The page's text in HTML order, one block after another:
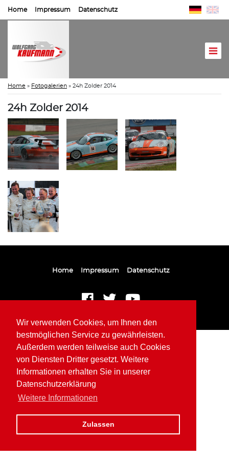
Wir verwenden Cookies, um Ihnen den
bestmöglichen Service zu gewährleisten.
Außerdem werden teilweise auch Cookies
von Diensten Dritter gesetzt. Weitere
Informationen erhalten Sie in unserer
Datenschutzerklärung
Weitere Informationen
Zulassen
Home Impressum Datenschutz
Home » Fotogalerien » 24h Zolder 2014
24h Zolder 2014
Home Impressum Datenschutz